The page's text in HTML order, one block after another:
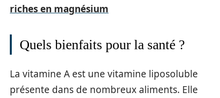
riches en magnésium
Quels bienfaits pour la santé ?
La vitamine A est une vitamine liposoluble
présente dans de nombreux aliments. Elle